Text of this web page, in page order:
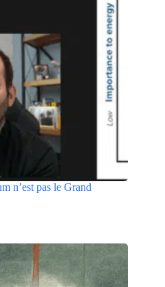
n’est pas le Grand